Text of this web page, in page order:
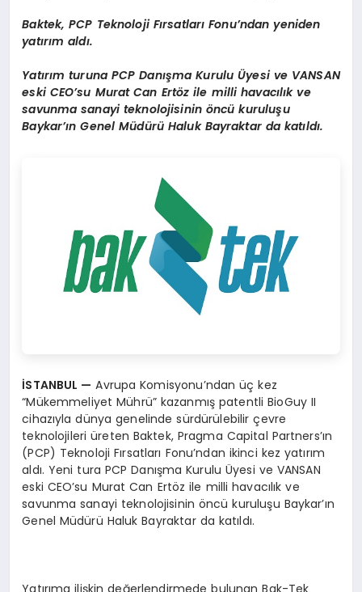
Baktek, PCP Teknoloji Fırsatları Fonu’ndan yeniden
yatırım aldı.
Yatırım turuna PCP Danışma Kurulu Üyesi ve VANSAN
eski CEO’su Murat Can Ertöz ile milli havacılık ve
savunma sanayi teknolojisinin öncü kuruluşu
Baykar’ın Genel Müdürü Haluk Bayraktar da katıldı.
İSTANBUL — Avrupa Komisyonu’ndan üç kez
“Mükemmeliyet Mührü” kazanmış patentli BioGuy II
cihazıyla dünya genelinde sürdürülebilir çevre
teknolojileri üreten Baktek, Pragma Capital Partners’ın
(PCP) Teknoloji Fırsatları Fonu’ndan ikinci kez yatırım
aldı. Yeni tura PCP Danışma Kurulu Üyesi ve VANSAN
eski CEO’su Murat Can Ertöz ile milli havacılık ve
savunma sanayi teknolojisinin öncü kuruluşu Baykar’ın
Genel Müdürü Haluk Bayraktar da katıldı.
Yatırıma ilişkin değerlendirmede bulunan Bak-Tek